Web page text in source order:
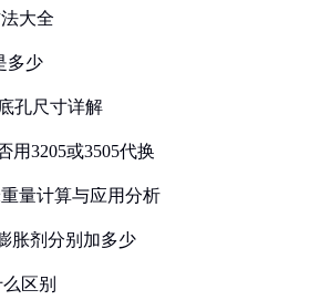
大全
多少
孔尺寸详解
用3205或3505代换
量计算与应用分析
胀剂分别加多少
区别